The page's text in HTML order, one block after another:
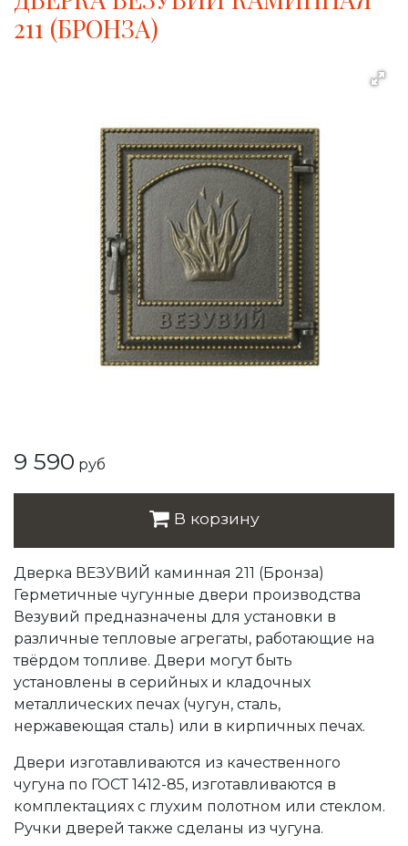
211 (БРОНЗА)
9 590 руб
В корзину
Дверка ВЕЗУВИЙ каминная 211 (Бронза)
Герметичные чугунные двери производства
Везувий предназначены для установки в
различные тепловые агрегаты, работающие на
твёрдом топливе. Двери могут быть
установлены в серийных и кладочных
металлических печах (чугун, сталь,
нержавеющая сталь) или в кирпичных печах.
Двери изготавливаются из качественного
чугуна по ГОСТ 1412-85, изготавливаются в
комплектациях с глухим полотном или стеклом.
Ручки дверей также сделаны из чугуна.